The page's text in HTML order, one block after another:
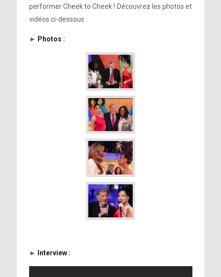
performer Cheek to Cheek ! Découvrez les photos et
vidéos ci-dessous :
► Photos :
► Interview :